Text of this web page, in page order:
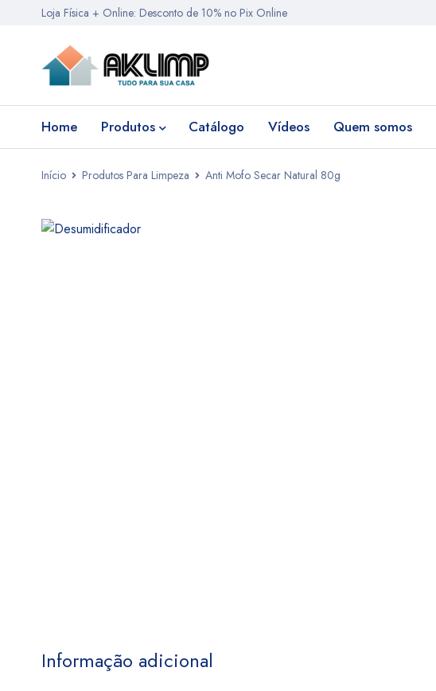
Loja Física + Online: Desconto de 10% no Pix Online
Home Produtos Catálogo Vídeos Quem somos
Início Produtos Para Limpeza Anti Mofo Secar Natural 80g
Informação adicional